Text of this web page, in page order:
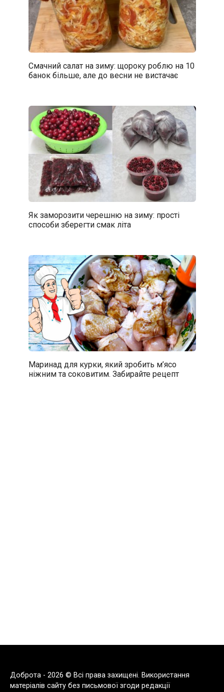
Смачний салат на зиму: щороку роблю на 10
банок більше, але до весни не вистачає
Як заморозити черешню на зиму: прості
способи зберегти смак літа
Маринад для курки, який зробить м’ясо
ніжним та соковитим. Забирайте рецепт
Доброта - 2026 © Всі права захищені. Використання
матеріалів сайту без письмової згоди редакції